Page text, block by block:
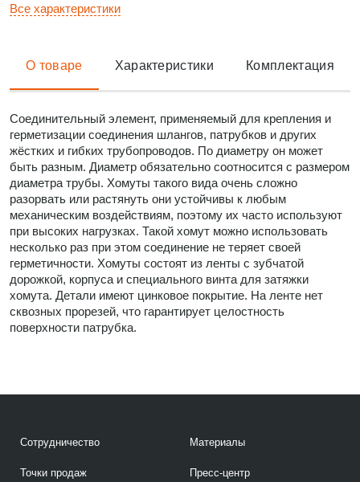
Все характеристики
О товаре Характеристики Комплектация
Соединительный элемент, применяемый для крепления и
герметизации соединения шлангов, патрубков и других
жёстких и гибких трубопроводов. По диаметру он может
быть разным. Диаметр обязательно соотносится с размером
диаметра трубы. Хомуты такого вида очень сложно
разорвать или растянуть они устойчивы к любым
механическим воздействиям, поэтому их часто используют
при высоких нагрузках. Такой хомут можно использовать
несколько раз при этом соединение не теряет своей
герметичности. Хомуты состоят из ленты с зубчатой
дорожкой, корпуса и специального винта для затяжки
хомута. Детали имеют цинковое покрытие. На ленте нет
сквозных прорезей, что гарантирует целостность
поверхности патрубка.
Сотрудничество
Точки продаж
Материалы
Пресс-центр